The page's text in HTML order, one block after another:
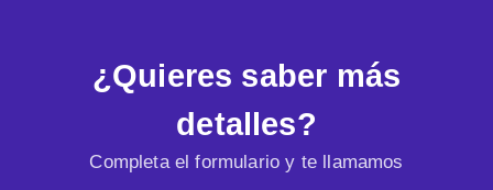
¿Quieres saber más
detalles?
Completa el formulario y te llamamos